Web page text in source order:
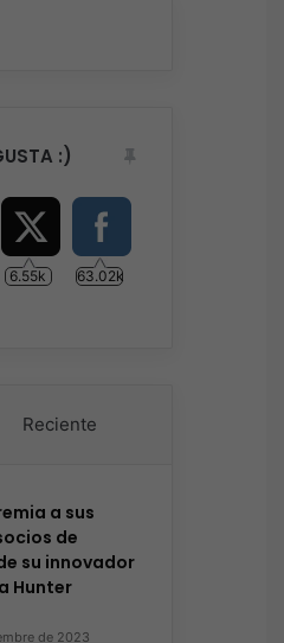
:)
6.55k 63.02k
Reciente
a sus
de
su innovador
Hunter
de 2023